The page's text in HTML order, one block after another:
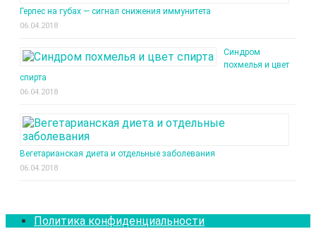
Герпес на губах — сигнал снижения иммунитета
06.04.2018
Синдром
похмелья и цвет
спирта
06.04.2018
Вегетарианская диета и отдельные заболевания
06.04.2018
Политика конфиденциальности